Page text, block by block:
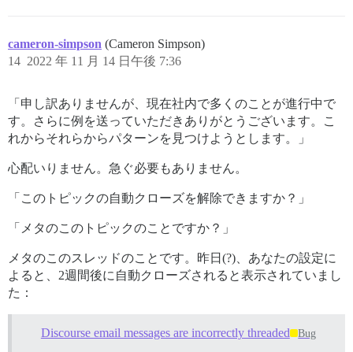
cameron-simpson (Cameron Simpson)
2022 年 11 月 14 日午後 7:36
14
「申し訳ありませんが、現在社内で多くのことが進行中で
す。さらに例を送っていただきありがとうございます。こ
れからそれらからパターンを見つけようとします。」
心配いりません。急ぐ必要もありません。
「このトピックの自動クローズを解除できますか？」
「メタのこのトピックのことですか？」
メタのこのスレッドのことです。昨日(?)、あなたの設定に
よると、2週間後に自動クローズされると表示されていまし
た：
Discourse email messages are incorrectly threaded Bug